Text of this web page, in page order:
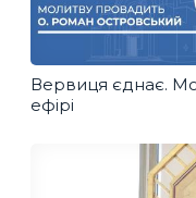
Вервиця єднає.
ефірі